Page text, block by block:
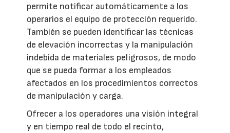
permite notificar automáticamente a los
operarios el equipo de protección requerido.
También se pueden identificar las técnicas
de elevación incorrectas y la manipulación
indebida de materiales peligrosos, de modo
que se pueda formar a los empleados
afectados en los procedimientos correctos
de manipulación y carga.
Ofrecer a los operadores una visión integral
y en tiempo real de todo el recinto,